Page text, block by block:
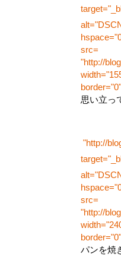
src=
"http://
思い立っ
"http://
src=
"http://
パンを焼